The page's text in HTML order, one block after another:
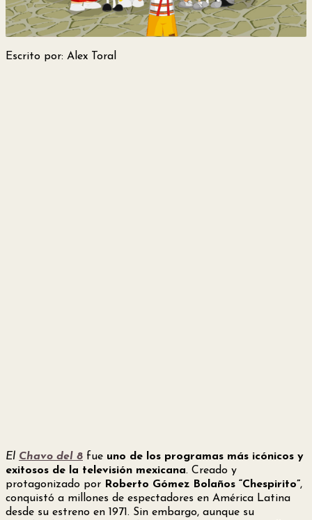
y
Escrito por: Alex Toral
El Chavo del 8 fue uno de los programas más icónicos y
exitosos de la televisión mexicana. Creado y
protagonizado por Roberto Gómez Bolaños “Chespirito”,
conquistó a millones de espectadores en América Latina
desde su estreno en 1971. Sin embargo, aunque su